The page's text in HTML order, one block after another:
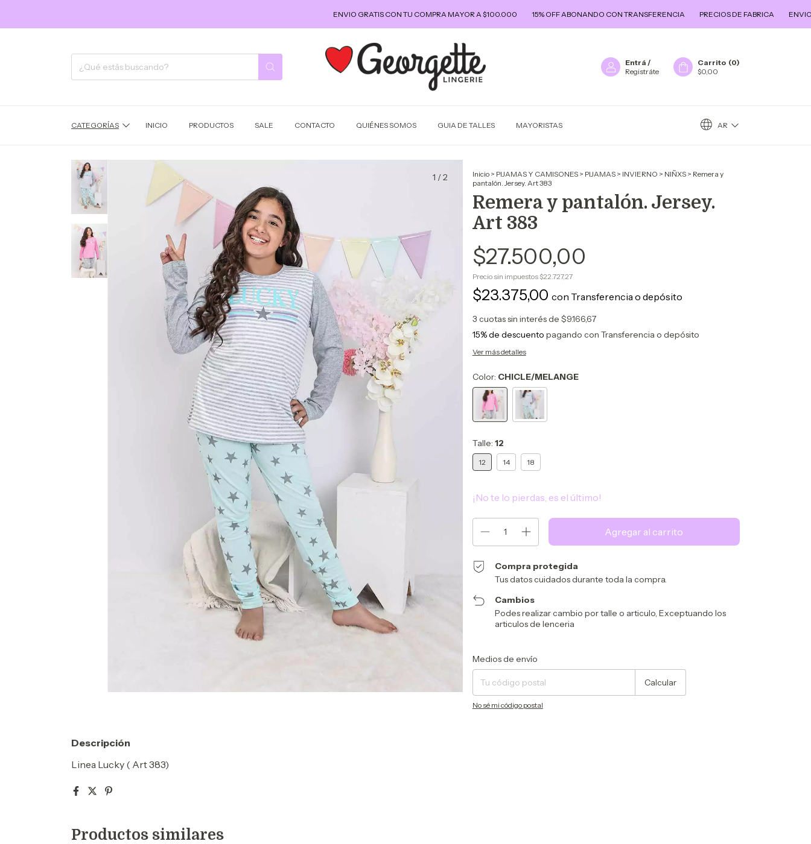
ENVIO GRATIS CON TU COMPRA MAYOR A $100.000 15% OFF ABONANDO CON TRANSFERENCIA PRECIOS DE FABRICA ENVIO
Entrá /
Registráte
Carrito (0)
$0,00
CATEGORÍAS INICIO PRODUCTOS SALE CONTACTO QUIÉNES SOMOS GUIA DE TALLES MAYORISTAS AR
1 /2 Inicio > PIJAMAS Y CAMISONES > PIJAMAS > INVIERNO > NIÑXS > Remera y
pantalón. Jersey. Art 383
Remera y pantalón. Jersey.
Art 383
$27.500,00
Precio sin impuestos $22.727,27
$23.375,00 con Transferencia o depósito
3 cuotas sin interés de $9.166,67
15% de descuento pagando con Transferencia o depósito
Ver más detalles
Color: CHICLE/MELANGE
Talle: 12
12 14 18
¡No te lo pierdas, es el último!
Compra protegida
Tus datos cuidados durante toda la compra.
Cambios
Podes realizar cambio por talle o articulo, Exceptuando los
articulos de lenceria
Entregas para el CP:
Medios de envío
Calcular
No sé mi código postal
Descripción
Linea Lucky ( Art 383)
Productos similares